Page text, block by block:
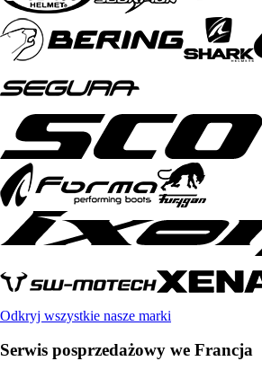
Odkryj wszystkie nasze marki
Serwis posprzedażowy we Francja